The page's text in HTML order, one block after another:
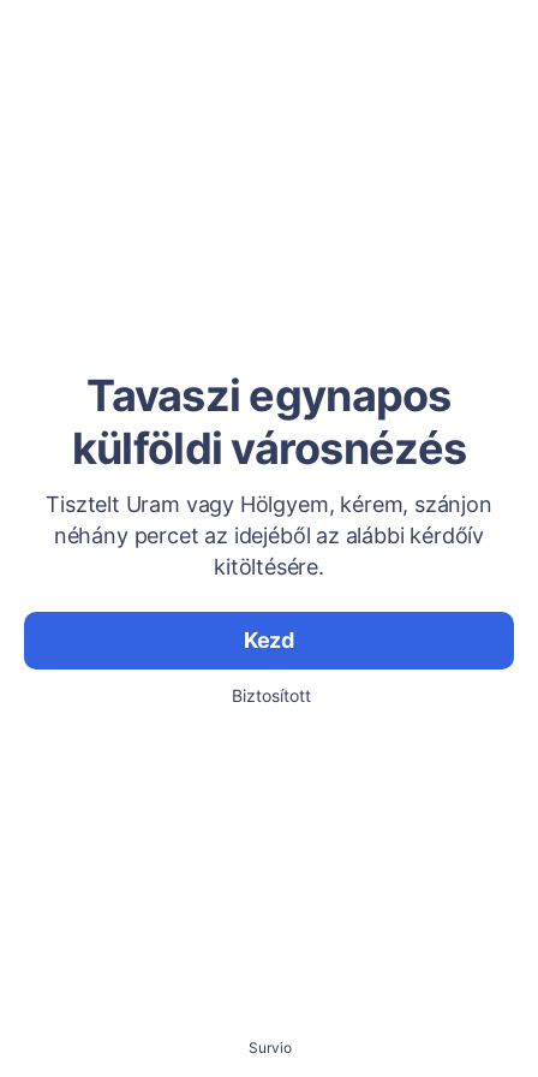
Tavaszi egynapos
külföldi városnézés
Tisztelt Uram vagy Hölgyem, kérem, szánjon
néhány percet az idejéből az alábbi kérdőív
kitöltésére.
Kezd
Biztosított
Survio